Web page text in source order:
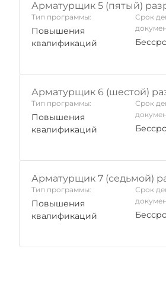
Арматурщик 5 (пятый)
Тип программы:
Повышения
квалификаций
Срок
Арматурщик 6 (шестой)
Тип программы:
Повышения
квалификаций
Срок
Арматурщик 7 (седьмой)
Тип программы:
Повышения
квалификаций
Срок